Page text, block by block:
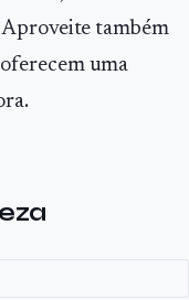
também
uma